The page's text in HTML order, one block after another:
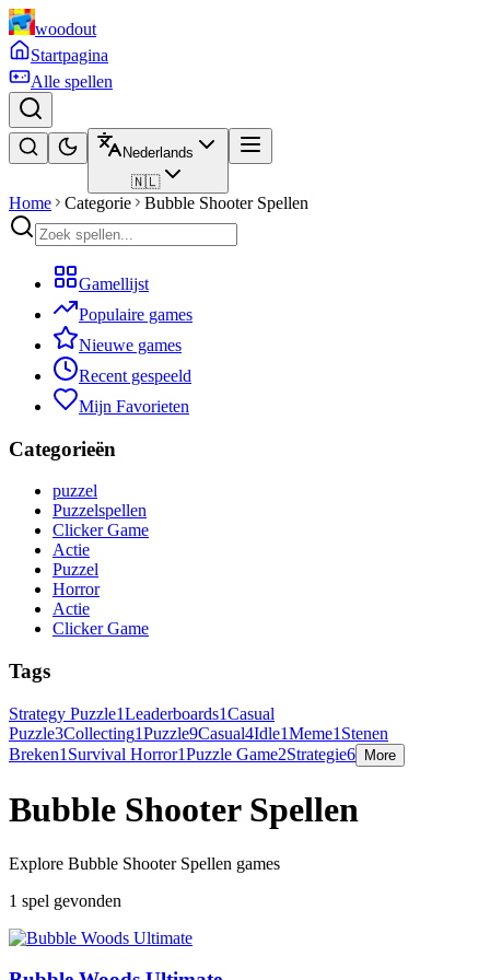
woodout
Startpagina
Alle spellen
Nederlands
🇳🇱
Home Categorie Bubble Shooter Spellen
Gamellijst
Populaire games
Nieuwe games
Recent gespeeld
Mijn Favorieten
Categorieën
puzzel
Puzzelspellen
Clicker Game
Actie
Puzzel
Horror
Actie
Clicker Game
Tags
Strategy Puzzle1Leaderboards1Casual
Puzzle3Collecting1Puzzle9Casual4Idle1Meme1 Stenen
Breken1 Survival Horror1Puzzle Game2Strategie6 More
Bubble Shooter Spellen
Explore Bubble Shooter Spellen games
1 spel gevonden